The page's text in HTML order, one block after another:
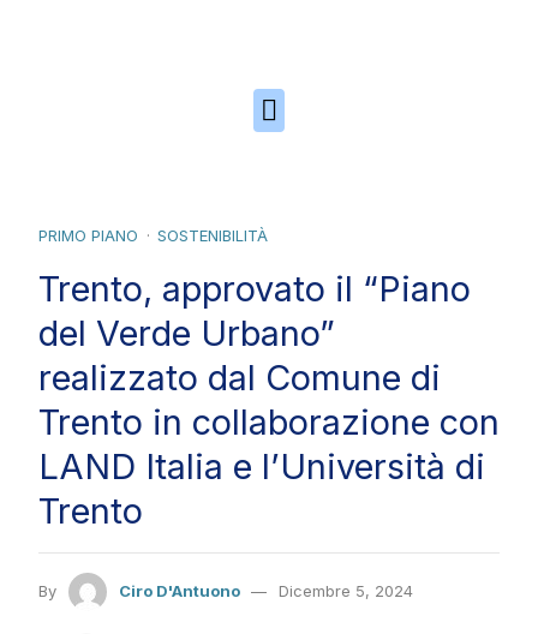
PRIMO PIANO SOSTENIBILITÀ
Trento, approvato il “Piano
del Verde Urbano”
realizzato dal Comune di
Trento in collaborazione con
LAND Italia e l’Università di
Trento
By Ciro D'Antuono Dicembre 5, 2024